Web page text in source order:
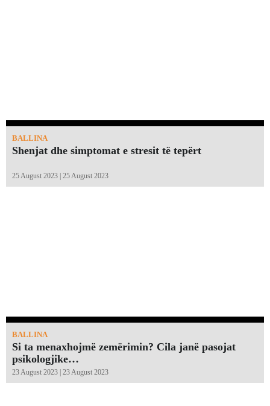
BALLINA
Shenjat dhe simptomat e stresit të tepërt
25 August 2023 | 25 August 2023
BALLINA
Si ta menaxhojmë zemërimin? Cila janë pasojat
psikologjike…
23 August 2023 | 23 August 2023